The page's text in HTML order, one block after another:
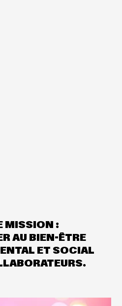
MISSION :
AU BIEN-ÊTRE
ET SOCIAL